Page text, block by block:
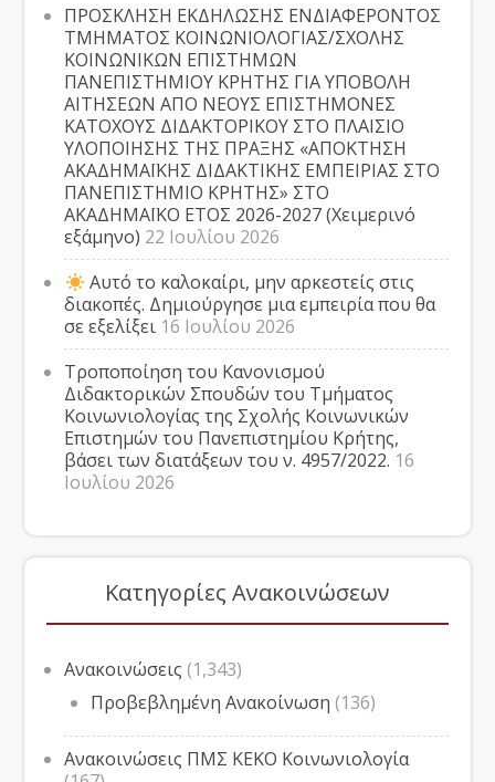
ΠΡΟΣΚΛΗΣΗ ΕΚΔΗΛΩΣΗΣ ΕΝΔΙΑΦΕΡΟΝΤΟΣ
ΤΜΗΜΑΤΟΣ ΚΟΙΝΩΝΙΟΛΟΓΙΑΣ/ΣΧΟΛΗΣ
ΚΟΙΝΩΝΙΚΩΝ ΕΠΙΣΤΗΜΩΝ
ΠΑΝΕΠΙΣΤΗΜΙΟΥ ΚΡΗΤΗΣ ΓΙΑ ΥΠΟΒΟΛΗ
ΑΙΤΗΣΕΩΝ ΑΠΟ ΝΕΟΥΣ ΕΠΙΣΤΗΜΟΝΕΣ
ΚΑΤΟΧΟΥΣ ΔΙΔΑΚΤΟΡΙΚΟΥ ΣΤΟ ΠΛΑΙΣΙΟ
ΥΛΟΠΟΙΗΣΗΣ ΤΗΣ ΠΡΑΞΗΣ «ΑΠΟΚΤΗΣΗ
ΑΚΑΔΗΜΑΪΚΗΣ ΔΙΔΑΚΤΙΚΗΣ ΕΜΠΕΙΡΙΑΣ ΣΤΟ
ΠΑΝΕΠΙΣΤΗΜΙΟ ΚΡΗΤΗΣ» ΣΤΟ
ΑΚΑΔΗΜΑΪΚΟ ΕΤΟΣ 2026-2027 (Χειμερινό
εξάμηνο) 22 Ιουλίου 2026
Αυτό το καλοκαίρι, μην αρκεστείς στις
διακοπές. Δημιούργησε μια εμπειρία που θα
σε εξελίξει 16 Ιουλίου 2026
Τροποποίηση του Κανονισμού
Διδακτορικών Σπουδών του Τμήματος
Κοινωνιολογίας της Σχολής Κοινωνικών
Επιστημών του Πανεπιστημίου Κρήτης,
βάσει των διατάξεων του ν. 4957/2022. 16
Ιουλίου 2026
Κατηγορίες Ανακοινώσεων
Ανακοινώσεις (1,343)
Προβεβλημένη Ανακοίνωση (136)
Ανακοινώσεις ΠΜΣ ΚΕΚΟ Κοινωνιολογία